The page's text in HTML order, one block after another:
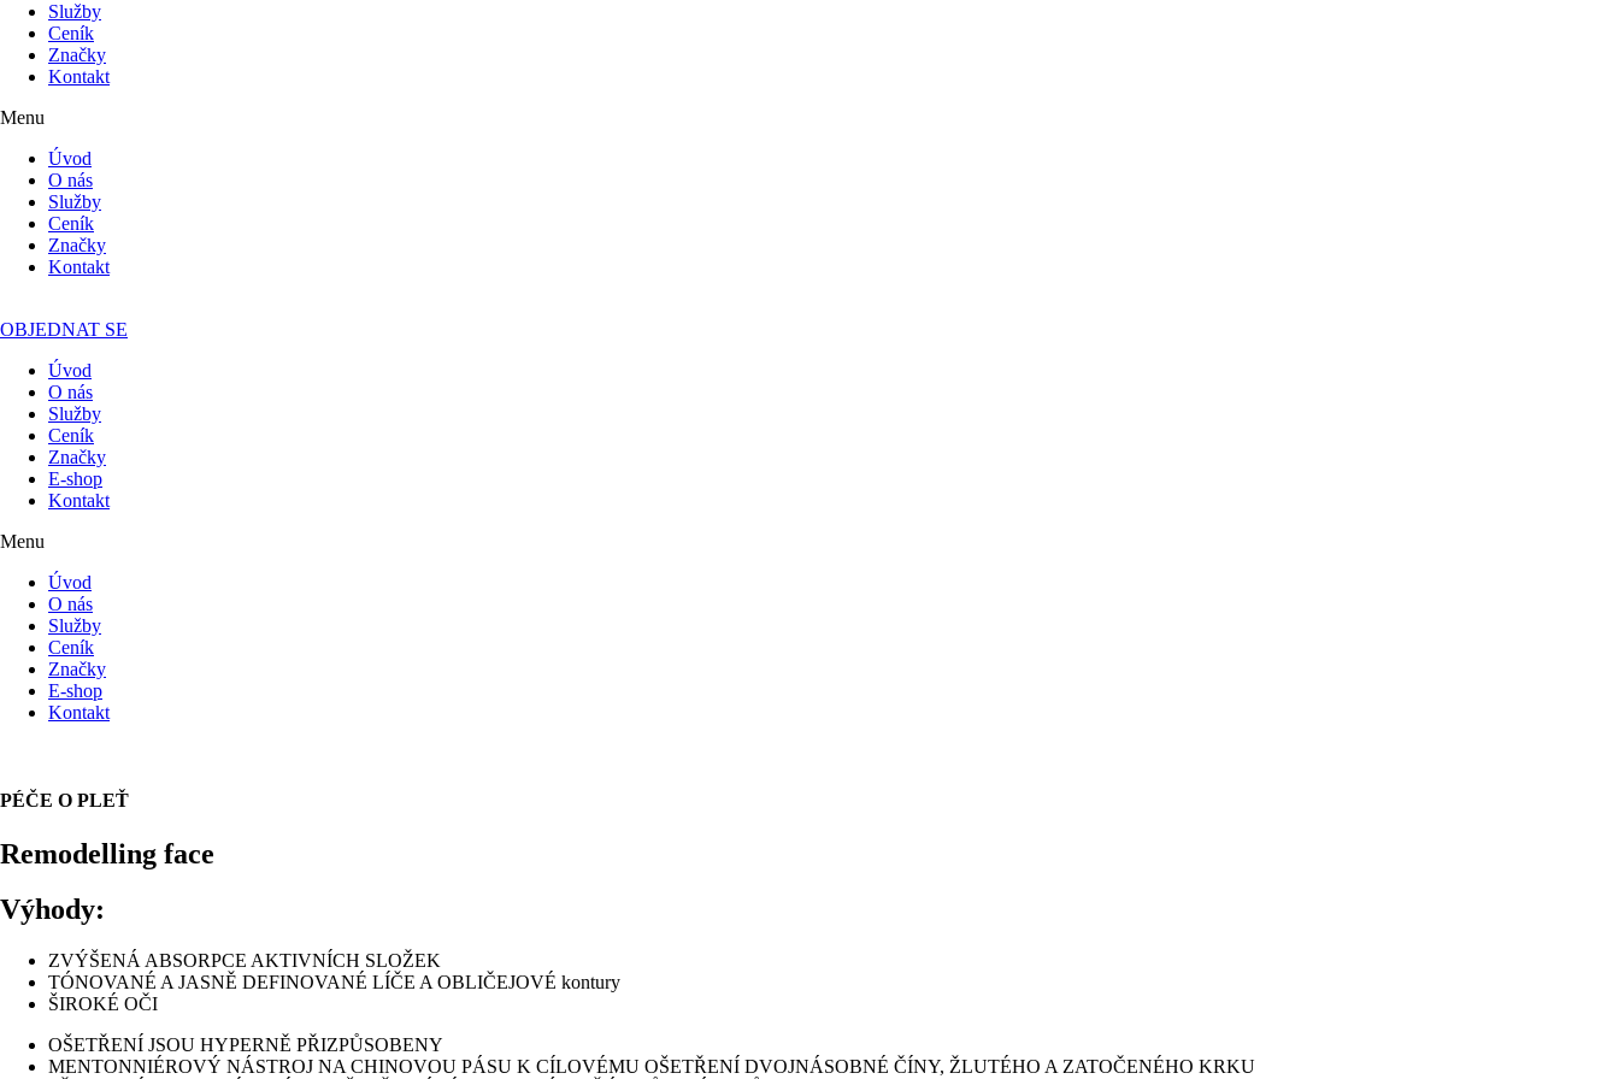
Služby
Ceník
Značky
Kontakt
Menu
Úvod
O nás
Služby
Ceník
Značky
Kontakt
OBJEDNAT SE
Úvod
O nás
Služby
Ceník
Značky
E-shop
Kontakt
Menu
Úvod
O nás
Služby
Ceník
Značky
E-shop
Kontakt
PÉČE O PLEŤ
Remodelling face
Výhody:
ZVÝŠENÁ ABSORPCE AKTIVNÍCH SLOŽEK
TÓNOVANÉ A JASNĚ DEFINOVANÉ LÍČE A OBLIČEJOVÉ kontury
ŠIROKÉ OČI
OŠETŘENÍ JSOU HYPERNĚ PŘIZPŮSOBENY
MENTONNIÉROVÝ NÁSTROJ NA CHINOVOU PÁSU K CÍLOVÉMU OŠETŘENÍ DVOJNÁSOBNÉ ČÍNY, ŽLUTÉHO A ZATOČENÉHO KRKU